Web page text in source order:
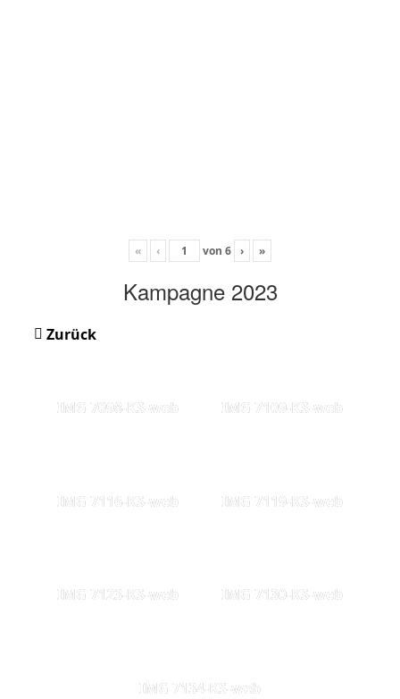
« ‹ von 6 › »
Kampagne 2023
Zurück
IMG 7098-KS-web IMG 7109-KS-web
IMG 7116-KS-web IMG 7119-KS-web
IMG 7123-KS-web IMG 7130-KS-web
IMG 7134-KS-web